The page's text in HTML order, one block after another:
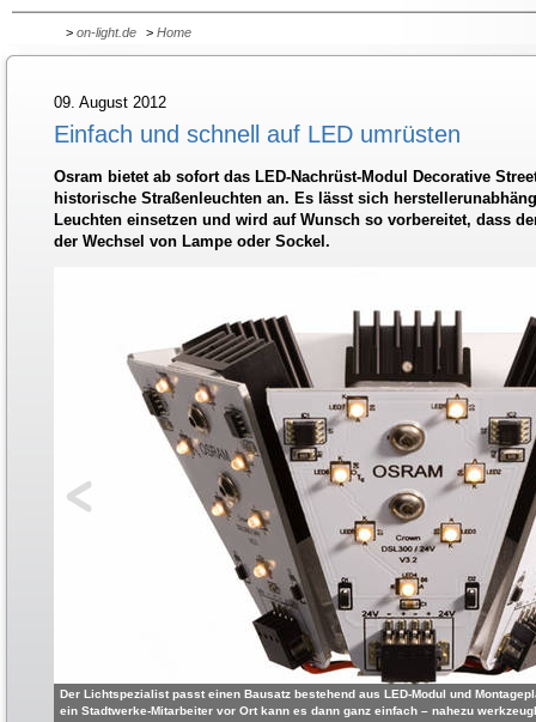
> on-light.de > Home
09. August 2012
Einfach und schnell auf LED umrüsten
Osram bietet ab sofort das LED-Nachrüst-Modul Decorative
historische Straßenleuchten an. Es lässt sich
Leuchten einsetzen und wird auf Wunsch so vorbereitet, dass
der Wechsel von Lampe oder Sockel.
Der Lichtspezialist passt einen Bausatz bestehend aus LED-Modul und
ein Stadtwerke-Mitarbeiter vor Ort kann es dann ganz einfach – nahezu